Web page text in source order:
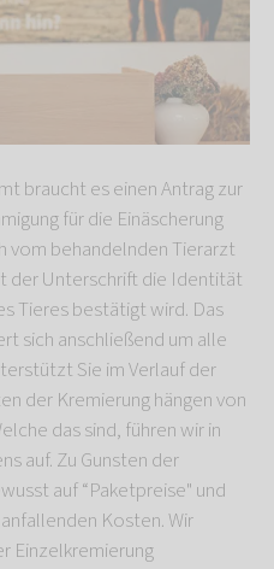
braucht es einen Antrag zur
für die Einäscherung
vom behandelnden Tierarzt
der Unterschrift die Identität
Tieres bestätigt wird. Das
sich anschließend um alle
Sie im Verlauf der
der Kremierung hängen von
das sind, führen wir in
auf. Zu Gunsten der
auf “Paketpreise" und
Kosten. Wir
Einzelkremierung